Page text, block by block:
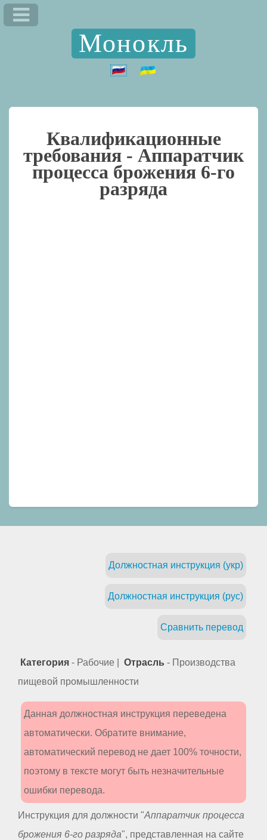
Монокль
Квалификационные
требования - Аппаратчик
процесса брожения 6-го
разряда
Должностная инструкция (укр)
Должностная инструкция (рус)
Сравнить перевод
Категория - Рабочие | Отрасль - Производства
пищевой промышленности
Данная должностная инструкция переведена
автоматически. Обратите внимание,
автоматический перевод не дает 100% точности,
поэтому в тексте могут быть незначительные
ошибки перевода.
Инструкция для должности "Аппаратчик процесса
брожения 6-го разряда", представленная на сайте